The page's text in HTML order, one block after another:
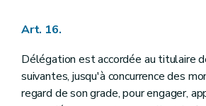
Art. 16.
Délégation est accordée au titulaire
suivantes, jusqu'à concurrence des
regard de son grade, pour engager,